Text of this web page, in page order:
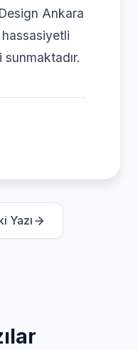
Ankara
Yazı